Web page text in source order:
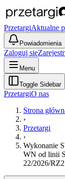
PrzetargiAktualne
Powiadomienia
Zaloguj się
Menu
Toggle Sidebar
PrzetargiO nas
Strona
›
Przetargi
›
Wykonanie
WN od linii
22/2026/RZ2